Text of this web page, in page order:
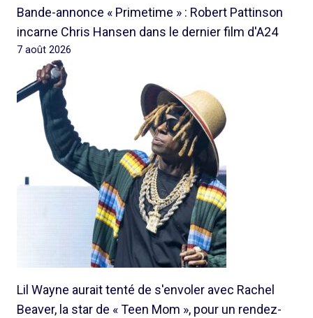
Bande-annonce « Primetime » : Robert Pattinson
incarne Chris Hansen dans le dernier film d'A24
7 août 2026
Lil Wayne aurait tenté de s'envoler avec Rachel
Beaver, la star de « Teen Mom », pour un rendez-